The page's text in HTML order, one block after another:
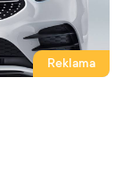
Reklama